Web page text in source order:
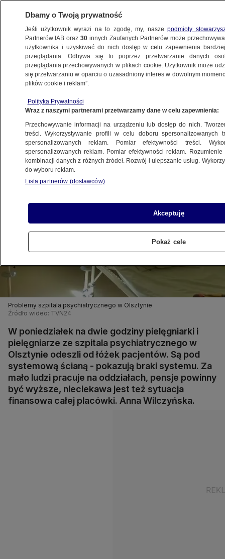
PROGRAMY
w Olsztynie
19.10.2022, 07:14
Udostępnij
Problemy szpitala psychiatrycznego w Olsztynie
Źródło wideo: TVN24
W poniedziałek na dwie godziny pielęgniarki i
pielęgniarze ze szpitala psychiatrycznego w
Olsztynie odeszli od łóżek pacjentów. Są pod
systemową ścianą - pokazują braki systemu. Za
mało ludzi pracuje na oddziałach, pensje powinny
być wyższe, nieciekawa jest też sytuacja
finansowa całej placówki. Anna Wilczyńska.
Dbamy o Twoją prywatność
Jeśli użytkownik wyrazi na to zgodę, my, naszepodmioty
Partnerów IAB oraz30 innych Zaufanych Partnerów może
użytkownika i uzyskiwać do nich dostęp w celu zapewnienia
przeglądania. Odbywa się to poprzez przetwarzanie danych
przeglądania przechowywanych w plikach cookie. Użytkownik może
się przetwarzaniu w oparciu o uzasadniony interes w dowolnym
plików cookie i reklam”.
Polityka Prywatności
Wraz z naszymi partnerami przetwarzamy dane w celu zapewnienia:
Przechowywanie informacji na urządzeniu lub dostęp do nich.
treści. Wykorzystywanie profili w celu doboru spersonalizowanych
spersonalizowanych reklam. Pomiar efektywności treści.
spersonalizowanych reklam. Pomiar efektywności reklam.
kombinacji danych z różnych źródeł. Rozwój i ulepszanie usług.
do wyboru reklam.
Lista partnerów (dostawców)
Akceptuję
Pokaż cele